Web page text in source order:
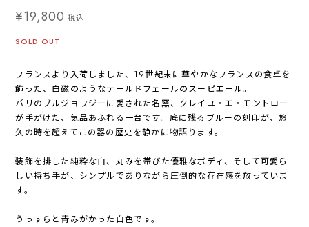
¥19,800 税込
SOLD OUT
フランスより入荷しました、19世紀末に華やかなフランスの食卓を
飾った、白磁のようなテールドフェールのスーピエール。
パリのブルジョワジーに愛された名窯、クレイユ・エ・モントロー
が手がけた、気品あふれる一台です。底に残るブルーの刻印が、悠
久の時を超えてこの器の歴史を静かに物語ります。
装飾を排した純粋な白、丸みを帯びた優雅なボディ、そして可愛ら
しい持ち手が、シンプルでありながら圧倒的な存在感を放っていま
す。
うっすらと青みがかった白色です。